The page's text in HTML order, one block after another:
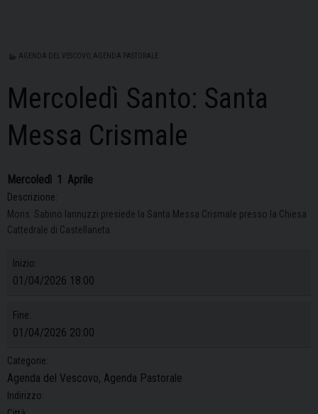
AGENDA DEL VESCOVO AGENDA PASTORALE
Mercoledì Santo: Santa
Messa Crismale
Mercoledì 1 Aprile
Descrizione:
Mons. Sabino Iannuzzi presiede la Santa Messa Crismale presso la Chiesa
Cattedrale di Castellaneta.
Inizio:
01/04/2026 18:00
Fine:
01/04/2026 20:00
Categorie:
Agenda del Vescovo, Agenda Pastorale
Indirizzo: